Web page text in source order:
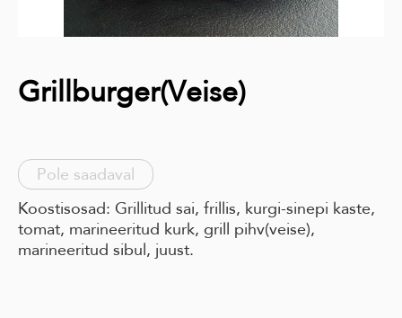
Grillburger(Veise)
Pole saadaval
Koostisosad: Grillitud sai, frillis, kurgi-sinepi kaste,
tomat, marineeritud kurk, grill pihv(veise),
marineeritud sibul, juust.